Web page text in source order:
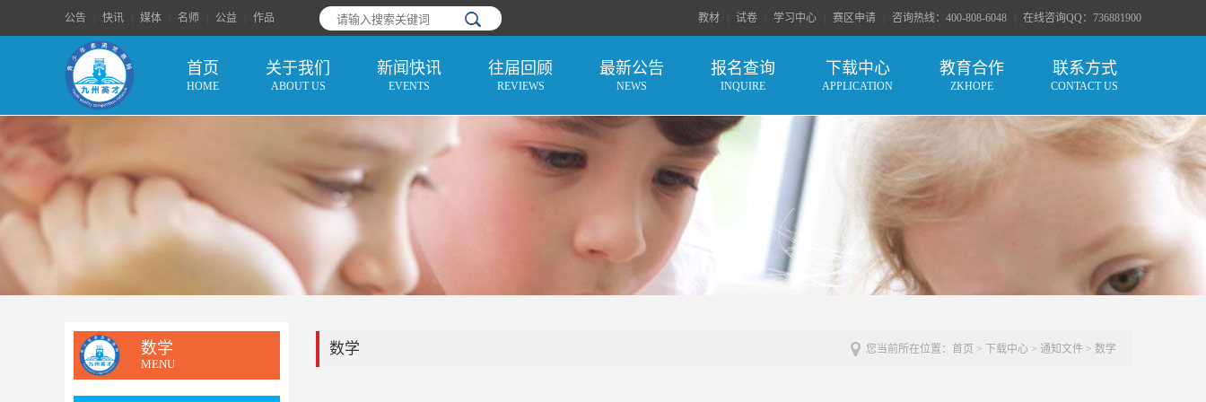
公告 快讯 媒体 名师 公益 作品 教材 试卷 学习中心 赛区申请 咨询热线：400-808-6048 在线咨询QQ：736881900
首页
HOME
关于我们
ABOUT US
新闻快讯
EVENTS
往届回顾
REVIEWS
最新公告
NEWS
报名查询
INQUIRE
下载中心
APPLICATION
教育合作
ZKHOPE
联系方式
CONTACT US
数学
MENU
数学 您当前所在位置： 首页 > 下载中心 > 通知文件 > 数学